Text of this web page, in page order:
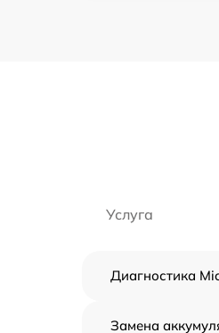
Услуга
Диагностика
Замена